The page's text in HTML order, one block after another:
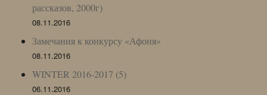
рассказов, 2000г)
08.11.2016
Замечания к конкурсу «Афоня»
08.11.2016
WINTER 2016-2017 (5)
06.11.2016